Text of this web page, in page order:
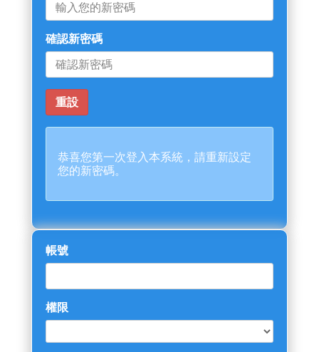
確認新密碼
恭喜您第一次登入本系統，請重新設定
您的新密碼。
帳號
權限